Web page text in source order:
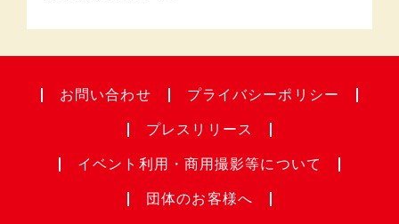
お問い合わせ プライバシーポリシー
プレスリリース
イベント利用・ 商用撮影等について
団体のお客様へ